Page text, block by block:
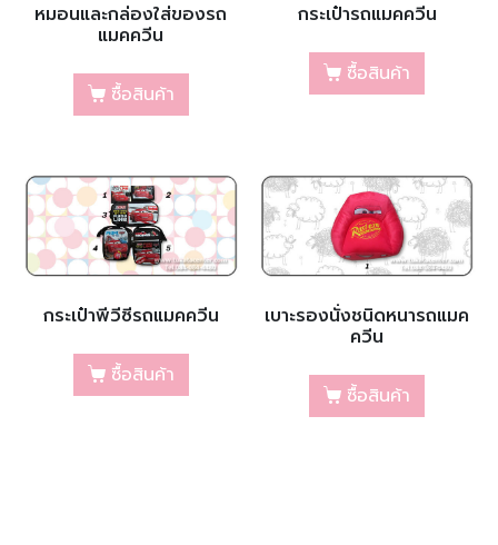
หมอนและกล่องใส่ของรถ
แมคควีน
ซื้อสินค้า
กระเป๋ารถแมคควีน
ซื้อสินค้า
กระเป๋าพีวีซีรถแมคควีน
ซื้อสินค้า
เบาะรองนั่งชนิดหนารถแมค
ควีน
ซื้อสินค้า